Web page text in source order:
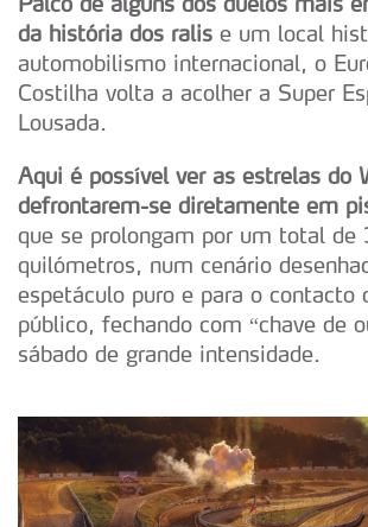
da história dos ralis e um local
automobilismo internacional, o
Costilha volta a acolher a Super
Lousada.
Aqui é possível ver as estrelas do
defrontarem-se diretamente em
que se prolongam por um total de
quilómetros, num cenário
espetáculo puro e para o contacto
público, fechando com “chave de
sábado de grande intensidade.